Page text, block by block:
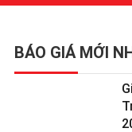
BÁO GIÁ MỚI